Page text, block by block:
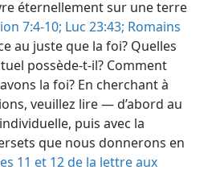
éternellement sur une terre
7:4-10; Luc 23:43; Romains
au juste que la foi? Quelles
possède-​t-​il? Comment
la foi? En cherchant à
veuillez lire — d’abord au
puis avec la
que nous donnerons en
11 et 12 de la lettre aux